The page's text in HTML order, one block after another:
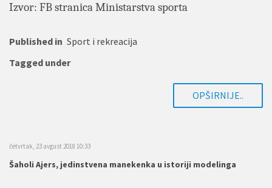
Izvor: FB stranica Ministarstva sporta
Published in Sport i rekreacija
Tagged under
OPŠIRNIJE..
četvrtak, 23 avgust 2018 10:33
Šaholi Ajers, jedinstvena manekenka u istoriji modelinga